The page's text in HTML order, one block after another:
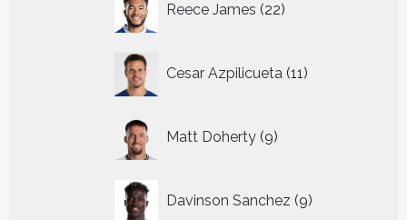
Reece James 22
producten
Cesar Azpilicueta 11
producten
Matt Doherty 9
producten
Davinson Sanchez 9
producten